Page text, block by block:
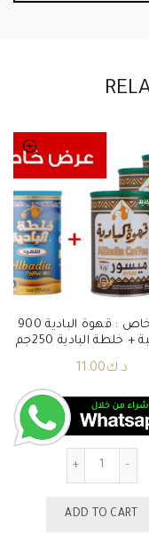
عرض خاص : قهوة البادية 900
د.ك11.00
ADD TO CART